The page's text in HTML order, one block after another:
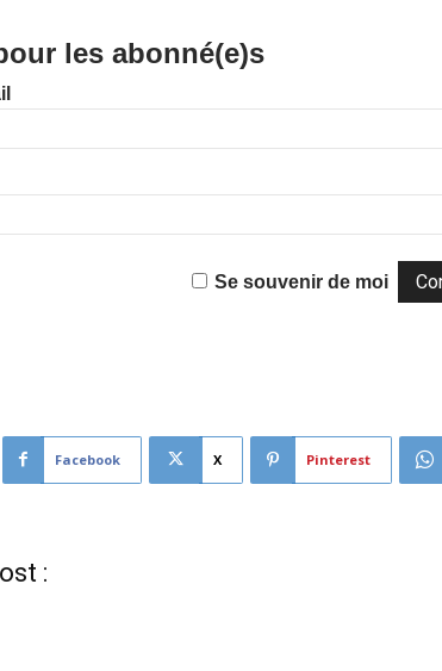
les abonné(e)s
Se souvenir de moi
Facebook X Pinterest
: